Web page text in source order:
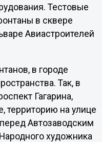
Тестовые
в сквере
Авиастроителей
в городе
Так, в
Гагарина,
на улице
Автозаводским
художника